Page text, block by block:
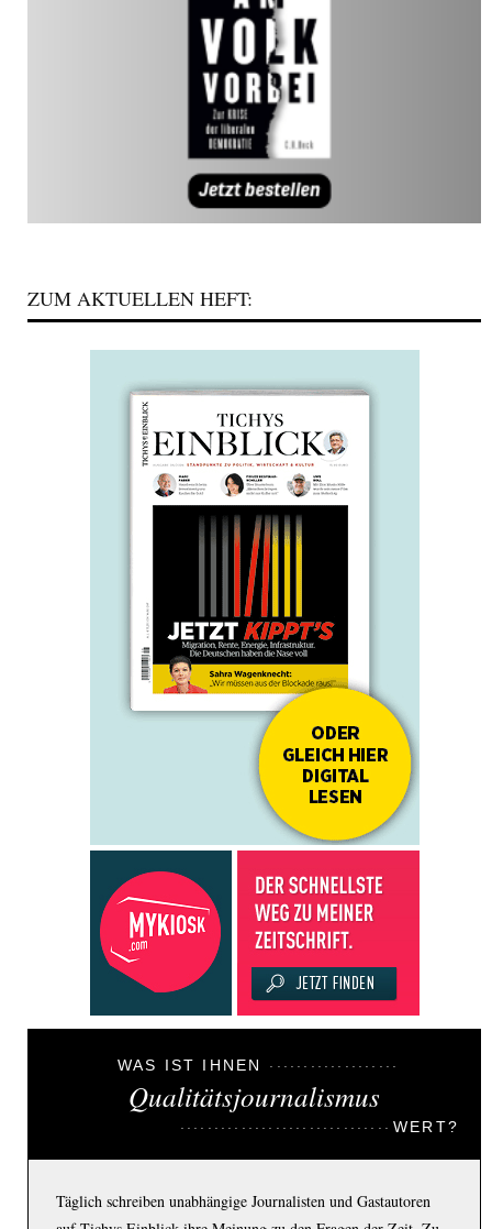
ZUM AKTUELLEN HEFT:
WAS IST IHNEN
Qualitätsjournalismus
WERT?
Täglich schreiben unabhängige Journalisten und Gastautoren